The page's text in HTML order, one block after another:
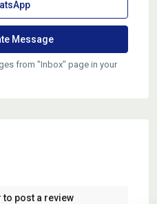
from "Inbox" page in your
to post a review